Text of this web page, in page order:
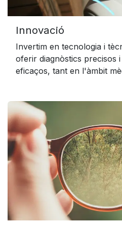
Innovació
Invertim en tecnologia i
oferir diagnòstics precisos
eficaços, tant en l'àmbit